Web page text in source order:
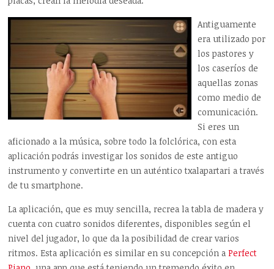
Antiguamente
era utilizado por
los pastores y
los caseríos de
aquellas zonas
como medio de
comunicación.
Si eres un
aficionado a la música, sobre todo la folclórica, con esta
aplicación podrás investigar los sonidos de este antiguo
instrumento y convertirte en un auténtico txalapartari a través
de tu smartphone.
La aplicación, que es muy sencilla, recrea la tabla de madera y
cuenta con cuatro sonidos diferentes, disponibles según el
nivel del jugador, lo que da la posibilidad de crear varios
ritmos. Esta aplicación es similar en su concepción aPerfect